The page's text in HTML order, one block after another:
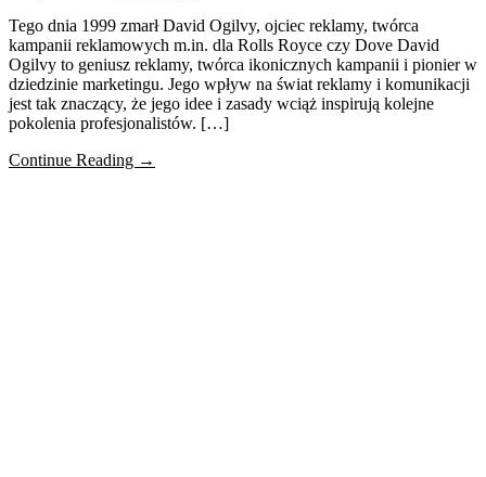
Tego dnia 1999 zmarł David Ogilvy, ojciec reklamy, twórca
kampanii reklamowych m.in. dla Rolls Royce czy Dove David
Ogilvy to geniusz reklamy, twórca ikonicznych kampanii i pionier w
dziedzinie marketingu. Jego wpływ na świat reklamy i komunikacji
jest tak znaczący, że jego idee i zasady wciąż inspirują kolejne
pokolenia profesjonalistów. […]
Continue Reading →